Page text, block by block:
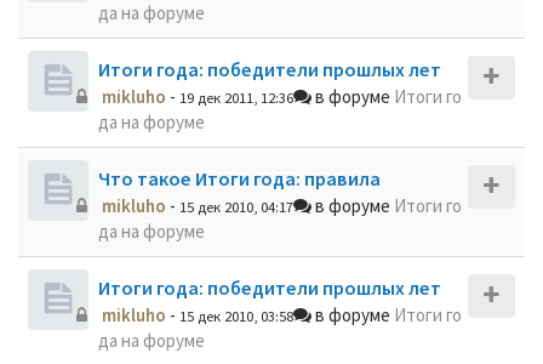
да на форуме
Итоги года: победители прошлых лет
mikluho - 19 дек 2011, 12:36 в форуме Итоги го
да на форуме
Что такое Итоги года: правила
mikluho - 15 дек 2010, 04:17 в форуме Итоги го
да на форуме
Итоги года: победители прошлых лет
mikluho - 15 дек 2010, 03:58 в форуме Итоги го
да на форуме